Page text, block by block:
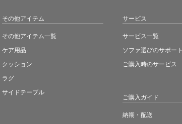
その他アイテム
その他アイテム一覧
ケア用品
クッション
ラグ
サイドテーブル
サービス
サービス一覧
ソファ選びのサポート
ご購入時のサービス
ご購入ガイド
納期・配送